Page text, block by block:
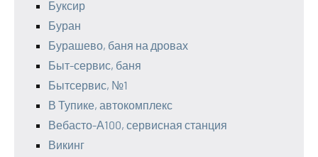
Буксир
Буран
Бурашево, баня на дровах
Быт-сервис, баня
Бытсервис, №1
В Тупике, автокомплекс
Вебасто-А100, сервисная станция
Викинг